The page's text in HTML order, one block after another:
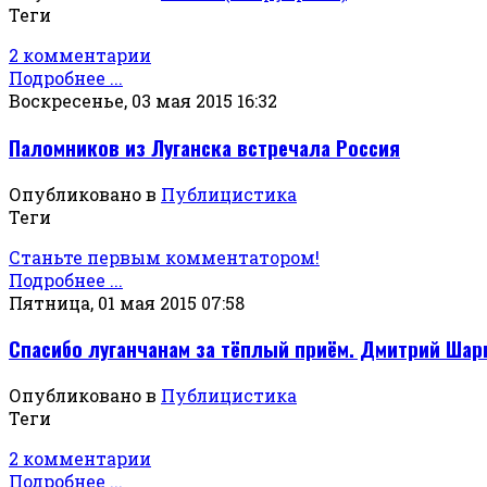
Теги
2 комментарии
Подробнее ...
Воскресенье, 03 мая 2015 16:32
Паломников из Луганска встречала Россия
Опубликовано в Публицистика
Теги
Станьте первым комментатором!
Подробнее ...
Пятница, 01 мая 2015 07:58
Спасибо луганчанам за тёплый приём. Дмитрий
Опубликовано в Публицистика
Теги
2 комментарии
Подробнее ...